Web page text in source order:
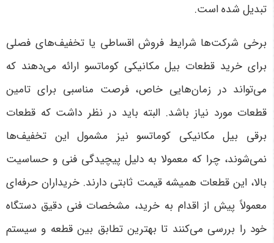
تبدیل شده است.
برخی شرکت‌ها شرایط فروش اقساطی یا تخفیف‌های فصلی
برای خرید قطعات بیل مکانیکی کوماتسو ارائه می‌دهند که
می‌تواند در زمان‌هایی خاص، فرصت مناسبی برای تامین
قطعات مورد نیاز باشد. البته باید در نظر داشت که قطعات
برقی بیل مکانیکی کوماتسو نیز مشمول این تخفیف‌ها
نمی‌شوند، چرا که معمولا به دلیل پیچیدگی فنی و حساسیت
بالا، این قطعات همیشه قیمت ثابتی دارند. خریداران حرفه‌ای
معمولاً پیش از اقدام به خرید، مشخصات فنی دقیق دستگاه
خود را بررسی می‌کنند تا بهترین تطابق بین قطعه و سیستم